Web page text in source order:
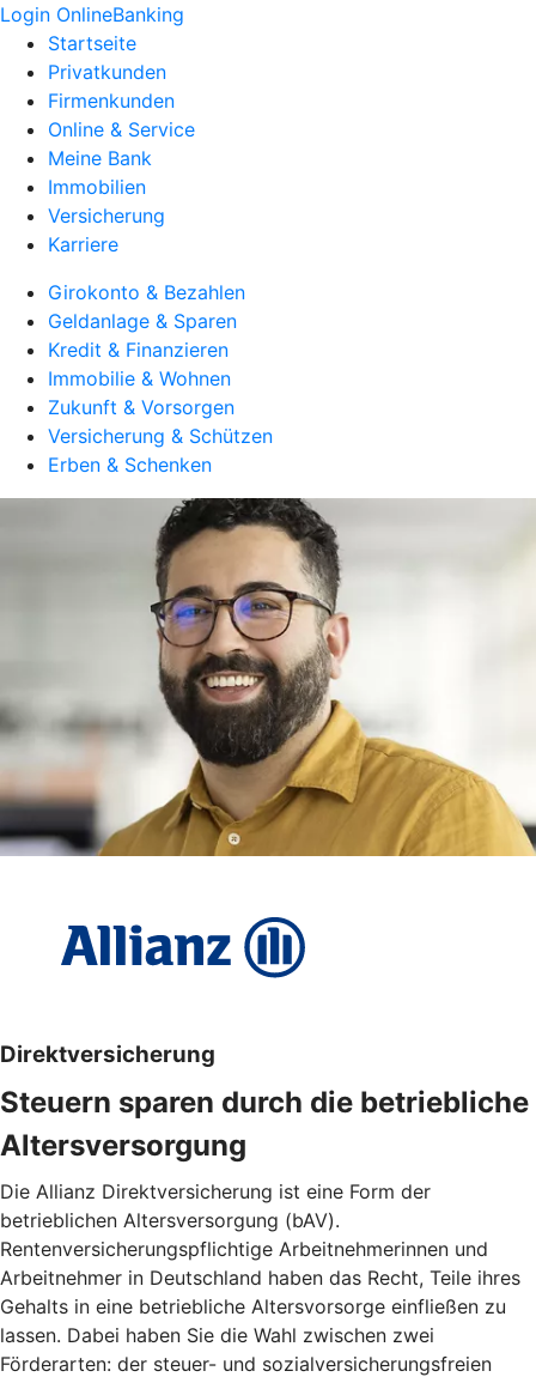
Login OnlineBanking
Startseite
Privatkunden
Firmenkunden
Online & Service
Meine Bank
Immobilien
Versicherung
Karriere
Girokonto & Bezahlen
Geldanlage & Sparen
Kredit & Finanzieren
Immobilie & Wohnen
Zukunft & Vorsorgen
Versicherung & Schützen
Erben & Schenken
Direktversicherung
Steuern sparen durch die betriebliche
Altersversorgung
Die Allianz Direktversicherung ist eine Form der
betrieblichen Altersversorgung (bAV).
Rentenversicherungspflichtige Arbeitnehmerinnen und
Arbeitnehmer in Deutschland haben das Recht, Teile ihres
Gehalts in eine betriebliche Altersvorsorge einfließen zu
lassen. Dabei haben Sie die Wahl zwischen zwei
Förderarten: der steuer- und sozialversicherungsfreien